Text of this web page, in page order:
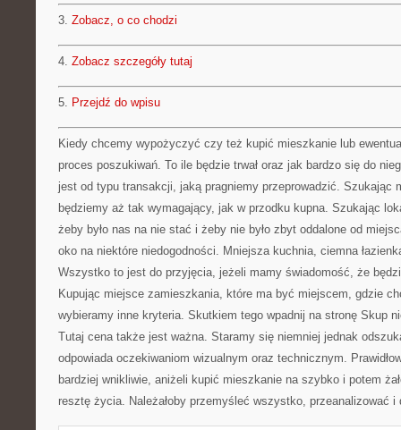
3. Zobacz, o co chodzi
4. Zobacz szczegóły tutaj
5. Przejdź do wpisu
Kiedy chcemy wypożyczyć czy też kupić mieszkanie lub
proces poszukiwań. To ile będzie trwał oraz jak bardzo się do
jest od typu transakcji, jaką pragniemy przeprowadzić. Szukając
będziemy aż tak wymagający, jak w przodku kupna. Szukając
żeby było nas na nie stać i żeby nie było zbyt oddalone od
oko na niektóre niedogodności. Mniejsza kuchnia, ciemna
Wszystko to jest do przyjęcia, jeżeli mamy świadomość, że
Kupując miejsce zamieszkania, które ma być miejscem, gdzie
wybieramy inne kryteria. Skutkiem tego wpadnij na stronę Skup
Tutaj cena także jest ważna. Staramy się niemniej jednak
odpowiada oczekiwaniom wizualnym oraz technicznym.
bardziej wnikliwie, aniżeli kupić mieszkanie na szybko i potem
resztę życia. Należałoby przemyśleć wszystko, przeanalizować i